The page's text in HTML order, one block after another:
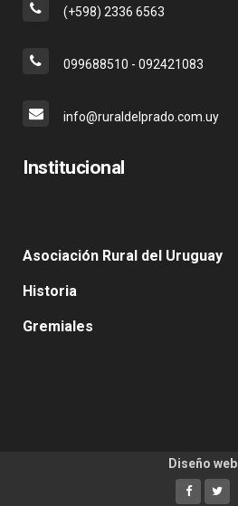
(+598) 2336 6563
099688510 - 092421083
info@ruraldelprado.com.uy
Institucional
Asociación Rural del Uruguay
Historia
Gremiales
Diseño web